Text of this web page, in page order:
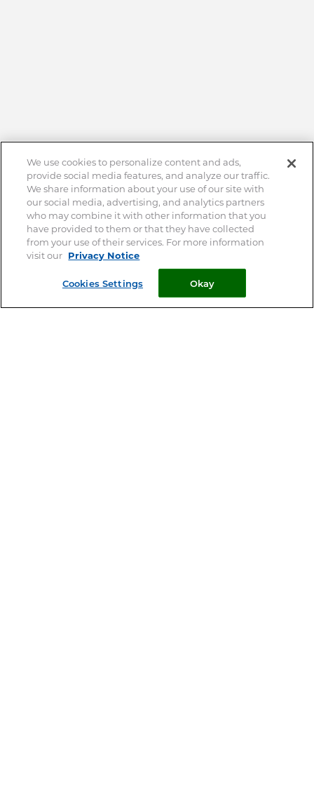
We use cookies to personalize content and ads,
provide social media features, and analyze our traffic.
We share information about your use of our site with
our social media, advertising, and analytics partners
who may combine it with other information that you
have provided to them or that they have collected
from your use of their services. For more information
visit our Privacy Notice
Cookies Settings Okay